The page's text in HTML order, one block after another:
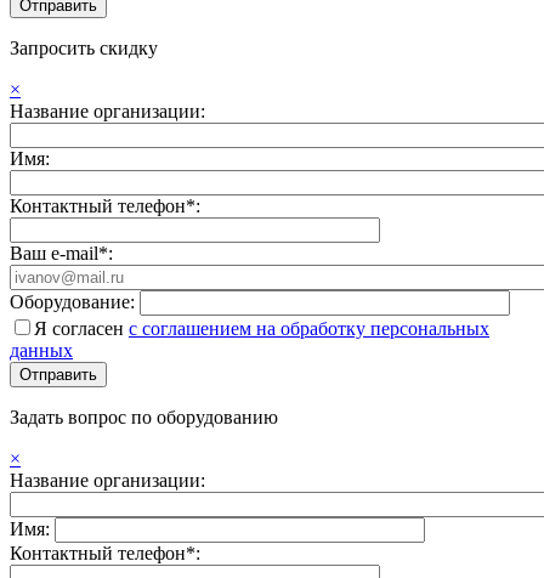
Запросить скидку
×
Название организации:
Имя:
Контактный телефон*:
Ваш e-mail*:
Оборудование:
Я согласен с соглашением на обработку персональных
данных
Задать вопрос по оборудованию
×
Название организации:
Имя:
Контактный телефон*: